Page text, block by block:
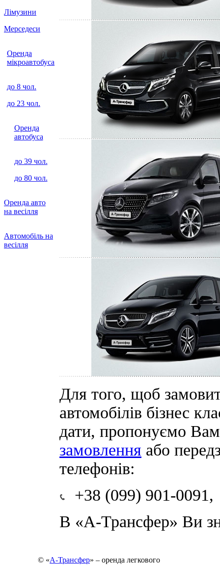
Лімузини
Мерседеси
Оренда
мікроавтобуса
до 8 чол.
до 23 чол.
Оренда
автобуса
до 39 чол.
до 80 чол.
Оренда авто
на весілля
Автомобіль на
весілля
Для того, щоб
автомобілів бізнес
дати, пропонуємо
замовлення або
телефонів:
+38 (099) 901-
В «А-Трансфер» Ви
© «А-Трансфер» – оренда легкового